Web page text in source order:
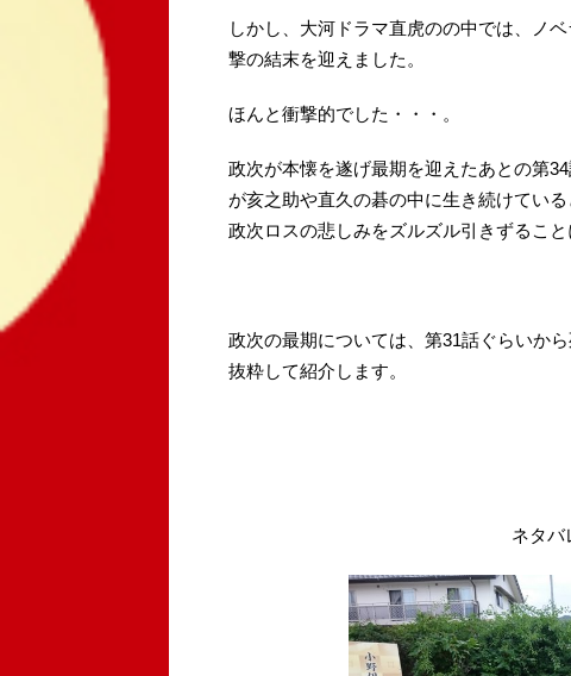
しかし、大河ドラマ直虎のの中では、ノ
撃の結末を迎えました。
ほんと衝撃的でした・・・。
政次が本懐を遂げ最期を迎えたあとの第
が亥之助や直久の碁の中に生き続けてい
政次ロスの悲しみをズルズル引きずること
政次の最期については、第31話ぐらいか
抜粋して紹介します。
ネタバ